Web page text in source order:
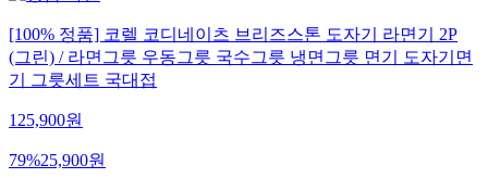
[100% 정품] 코렐 코디네이츠 브리즈스톤 도자기 라면기 2P
(그린) / 라면그릇 우동그릇 국수그릇 냉면그릇 면기 도자기면
기 그릇세트 국대접
125,900원
79%25,900원